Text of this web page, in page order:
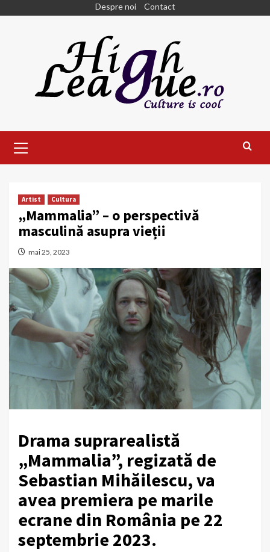
Despre noi Contact
Menu
Artist Cultura
„Mammalia” – o perspectivă
masculină asupra vieții
mai 25, 2023
Drama suprarealistă
„Mammalia”, regizată de
Sebastian Mihăilescu, va
avea premiera pe marile
ecrane din România pe 22
septembrie 2023.